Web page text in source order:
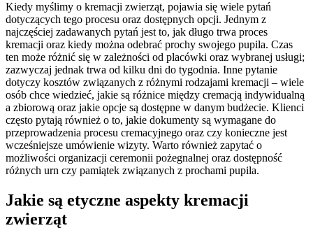
Kiedy myślimy o kremacji zwierząt, pojawia się wiele pytań
dotyczących tego procesu oraz dostępnych opcji. Jednym z
najczęściej zadawanych pytań jest to, jak długo trwa proces
kremacji oraz kiedy można odebrać prochy swojego pupila. Czas
ten może różnić się w zależności od placówki oraz wybranej usługi;
zazwyczaj jednak trwa od kilku dni do tygodnia. Inne pytanie
dotyczy kosztów związanych z różnymi rodzajami kremacji – wiele
osób chce wiedzieć, jakie są różnice między cremacją indywidualną
a zbiorową oraz jakie opcje są dostępne w danym budżecie. Klienci
często pytają również o to, jakie dokumenty są wymagane do
przeprowadzenia procesu cremacyjnego oraz czy konieczne jest
wcześniejsze umówienie wizyty. Warto również zapytać o
możliwości organizacji ceremonii pożegnalnej oraz dostępność
różnych urn czy pamiątek związanych z prochami pupila.
Jakie są etyczne aspekty kremacji
zwierząt